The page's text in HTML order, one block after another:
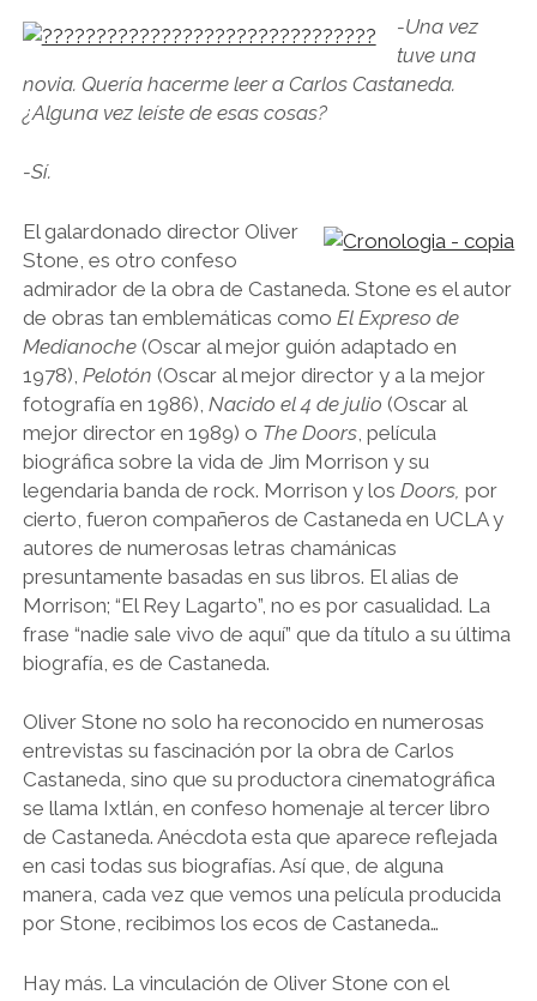
-Una vez
tuve una
novia. Quería hacerme leer a Carlos Castaneda.
¿Alguna vez leíste de esas cosas?
-Sí.
El galardonado director Oliver
Stone, es otro confeso
admirador de la obra de Castaneda. Stone es el autor
de obras tan emblemáticas como El Expreso de
Medianoche(Oscar al mejor guión adaptado en
1978), Pelotón (Oscar al mejor director y a la mejor
fotografía en 1986), Nacido el 4 de julio (Oscar al
mejor director en 1989) o The Doors, película
biográfica sobre la vida de Jim Morrison y su
legendaria banda de rock. Morrison y los Doors, por
cierto, fueron compañeros de Castaneda en UCLA y
autores de numerosas letras chamánicas
presuntamente basadas en sus libros. El alias de
Morrison; “El Rey Lagarto”, no es por casualidad. La
frase “nadie sale vivo de aquí” que da título a su última
biografía, es de Castaneda.
Oliver Stone no solo ha reconocido en numerosas
entrevistas su fascinación por la obra de Carlos
Castaneda, sino que su productora cinematográfica
se llama Ixtlán, en confeso homenaje al tercer libro
de Castaneda. Anécdota esta que aparece reflejada
en casi todas sus biografías. Así que, de alguna
manera, cada vez que vemos una película producida
por Stone, recibimos los ecos de Castaneda…
Hay más. La vinculación de Oliver Stone con el